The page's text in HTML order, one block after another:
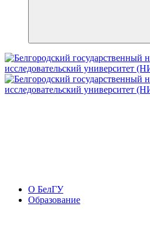
О БелГУ
Образование